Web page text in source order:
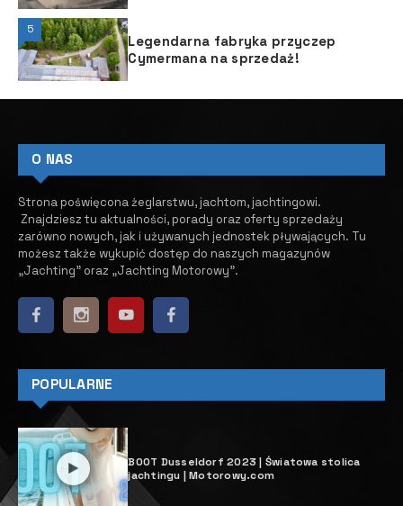
5
Legendarna fabryka przyczep
Cymermana na sprzedaż!
O NAS
Strona poświęcona żeglarstwu, jachtom, jachtingowi.
Znajdziesz tu aktualności, porady oraz oferty sprzedaży
zarówno nowych, jak i używanych jednostek pływających. ​ Tu
możesz także wykupić dostęp do naszych magazynów
„Jachting” oraz „Jachting Motorowy”.
POPULARNE
BOOT Dusseldorf 2023 | Światowa stolica
jachtingu | Motorowy.com